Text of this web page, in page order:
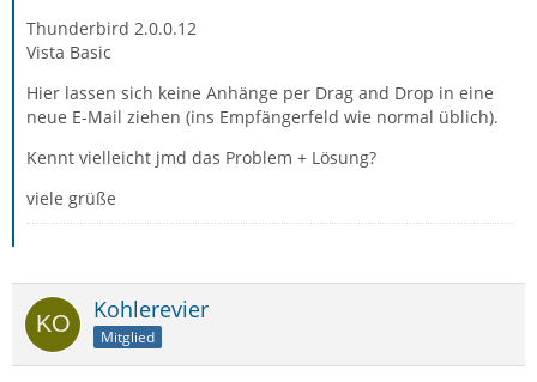
Thunderbird 2.0.0.12
Vista Basic
Hier lassen sich keine Anhänge per Drag and Drop in eine
neue E-Mail ziehen (ins Empfängerfeld wie normal üblich).
Kennt vielleicht jmd das Problem + Lösung?
viele grüße
Kohlerevier
Mitglied